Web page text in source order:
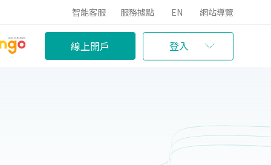
智能客服 服務據點 EN 網站導覽
線上開戶 登入